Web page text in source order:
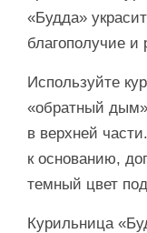
«Будда»
благополучие
Используйте
«обратный
в верхней
к основанию,
темный цвет
Курильница